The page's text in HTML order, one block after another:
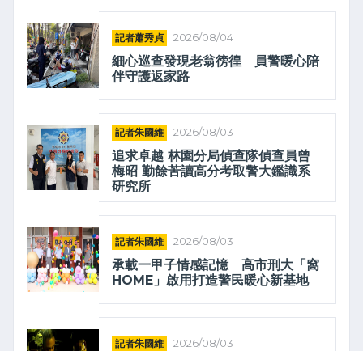
記者蕭秀貞 2026/08/04
細心巡查發現老翁徬徨 員警暖心陪
伴守護返家路
記者朱國維 2026/08/03
追求卓越 林園分局偵查隊偵查員曾
梅昭 勤餘苦讀高分考取警大鑑識系
研究所
記者朱國維 2026/08/03
承載一甲子情感記憶 高市刑大「窩
HOME」啟用打造警民暖心新基地
記者朱國維 2026/08/03